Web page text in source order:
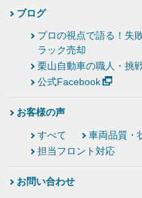
ブログ
プロの視点で語る！失
ラック売却
栗山自動車の職人・挑
公式Facebook
お客様の声
すべて 車両品質・
担当フロント対応
お問い合わせ